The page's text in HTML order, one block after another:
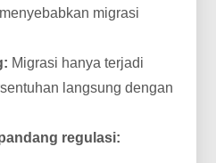
migrasi
Migrasi hanya terjadi
langsung dengan
regulasi: